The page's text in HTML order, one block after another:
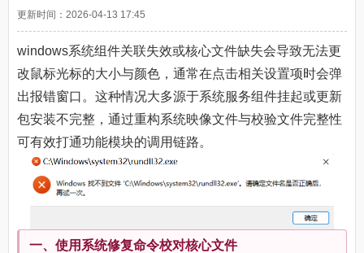
更新时间：2026-04-13 17:45
windows系统组件关联失效或核心文件缺失会导致无法更
改鼠标光标的大小与颜色，通常在点击相关设置项时会弹
出报错窗口。这种情况大多源于系统服务组件挂起或更新
包安装不完整，通过重构系统映像文件与校验文件完整性
可有效打通功能模块的调用链路。
一、使用系统修复命令校对核心文件